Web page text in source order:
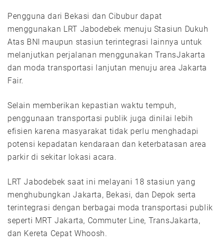
Pengguna dari Bekasi dan Cibubur dapat
menggunakan LRT Jabodebek menuju Stasiun Dukuh
Atas BNI maupun stasiun terintegrasi lainnya untuk
melanjutkan perjalanan menggunakan TransJakarta
dan moda transportasi lanjutan menuju area Jakarta
Fair.
Selain memberikan kepastian waktu tempuh,
penggunaan transportasi publik juga dinilai lebih
efisien karena masyarakat tidak perlu menghadapi
potensi kepadatan kendaraan dan keterbatasan area
parkir di sekitar lokasi acara.
LRT Jabodebek saat ini melayani 18 stasiun yang
menghubungkan Jakarta, Bekasi, dan Depok serta
terintegrasi dengan berbagai moda transportasi publik
seperti MRT Jakarta, Commuter Line, TransJakarta,
dan Kereta Cepat Whoosh.